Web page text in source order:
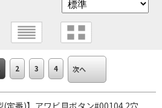
2 3 4 次へ
(定番)】アワビ貝ボタン#00104 2穴